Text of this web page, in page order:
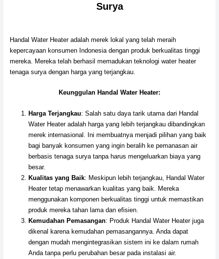
Surya
Handal Water Heater adalah merek lokal yang telah meraih
kepercayaan konsumen Indonesia dengan produk berkualitas tinggi
mereka. Mereka telah berhasil memadukan teknologi water heater
tenaga surya dengan harga yang terjangkau.
Keunggulan Handal Water Heater:
Harga Terjangkau: Salah satu daya tarik utama dari Handal
Water Heater adalah harga yang lebih terjangkau dibandingkan
merek internasional. Ini membuatnya menjadi pilihan yang baik
bagi banyak konsumen yang ingin beralih ke pemanasan air
berbasis tenaga surya tanpa harus mengeluarkan biaya yang
besar.
Kualitas yang Baik: Meskipun lebih terjangkau, Handal Water
Heater tetap menawarkan kualitas yang baik. Mereka
menggunakan komponen berkualitas tinggi untuk memastikan
produk mereka tahan lama dan efisien.
Kemudahan Pemasangan: Produk Handal Water Heater juga
dikenal karena kemudahan pemasangannya. Anda dapat
dengan mudah mengintegrasikan sistem ini ke dalam rumah
Anda tanpa perlu perubahan besar pada instalasi air.